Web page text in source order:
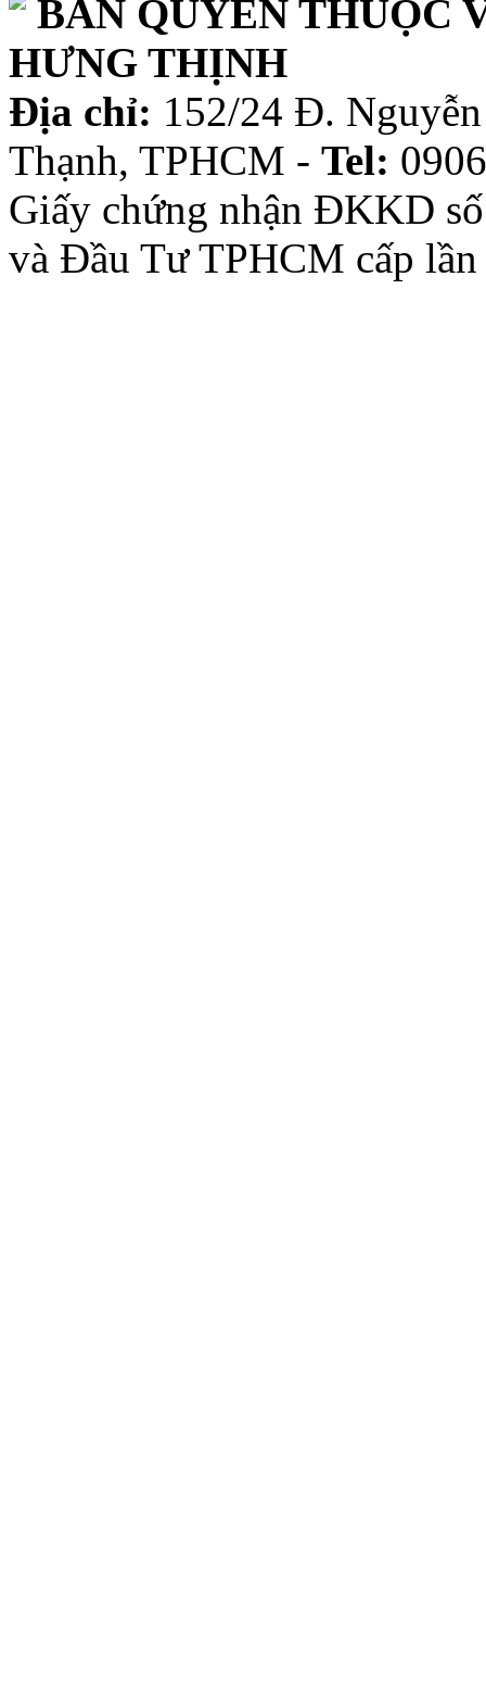
BẢN QUYỀN THUỘC
HƯNG THỊNH
Địa chỉ: 152/24 Đ.
Thạnh, TPHCM - Tel:
Giấy chứng nhận ĐKKD
và Đầu Tư TPHCM cấp